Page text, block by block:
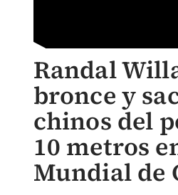
Randal
bronce y
chinos del
10 metros
Mundial de